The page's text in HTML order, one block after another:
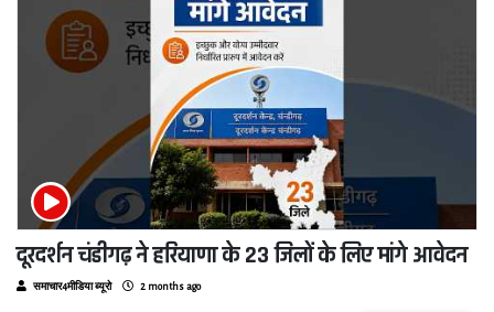
दूरदर्शन चंडीगढ़ ने हरियाणा के 23 जिलों के लिए मांगे आवेदन
समाचार4मीडिया ब्यूरो 2 months ago